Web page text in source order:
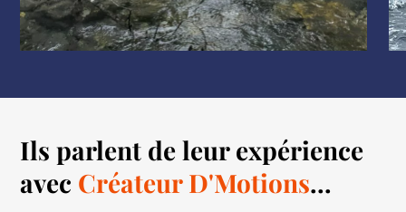
Ils parlent de leur expérience
avec Créateur D'Motions...